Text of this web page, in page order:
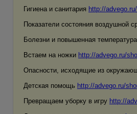
Гигиена и санитария http://
Показатели состояния воздушной
Болезни и повышенная температура
Встаем на ножки http://advego.ru/
Опасности, исходящие из
Детская помощь http://advego.ru/
Превращаем уборку в игру http://